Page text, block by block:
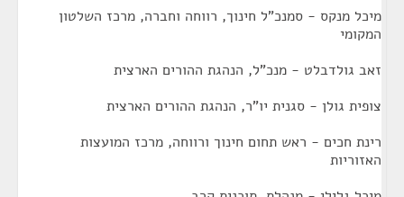
מיכל מנקס - סמנכ"ל חינוך, רווחה וחברה, מרכז השלטון
המקומי
זאב גולדבלט - מנכ"ל, הנהגת ההורים הארצית
צופית גולן - סגנית יו"ר, הנהגת ההורים הארצית
רינת חכים - ראש תחום חינוך ורווחה, מרכז המועצות
האזוריות